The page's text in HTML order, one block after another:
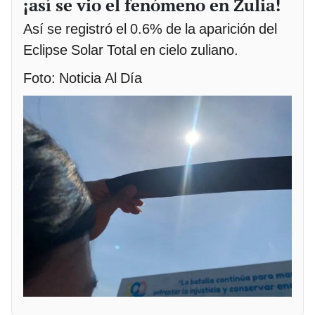
¡así se vio el fenómeno en Zulia!
Así se registró el 0.6% de la aparición del
Eclipse Solar Total en cielo zuliano.
Foto: Noticia Al Día